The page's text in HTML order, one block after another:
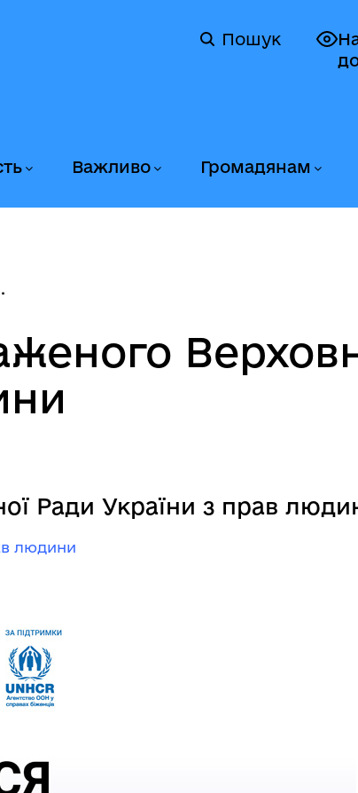
Пошук
Важливо Громадянам
Ради України з прав
людини